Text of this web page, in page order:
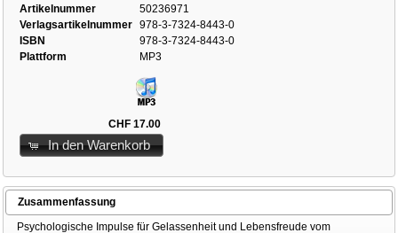
Artikelnummer
50236971
Verlagsartikelnummer
978-3-7324-8443-0
ISBN
978-3-7324-8443-0
Plattform
MP3
CHF 17.00
In den Warenkorb
Zusammenfassung
Psychologische Impulse für Gelassenheit und Lebensfreude vom